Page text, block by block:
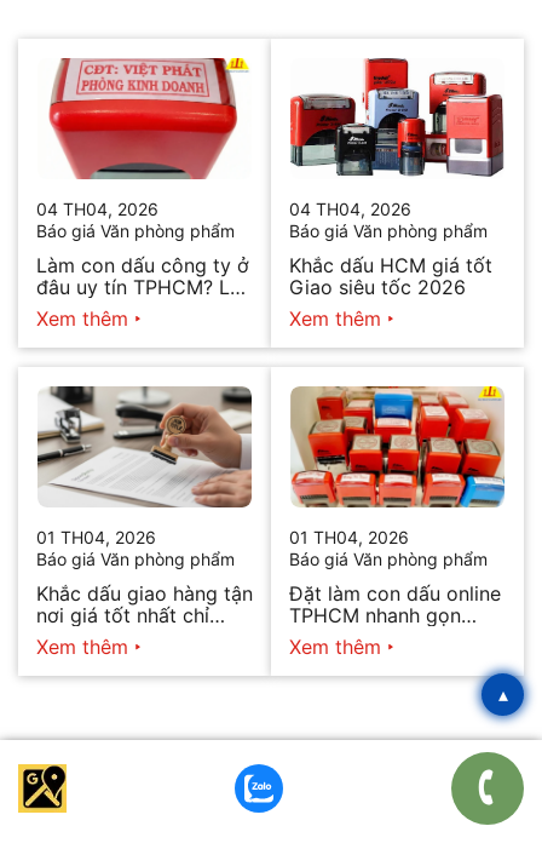
04 TH04, 2026
Báo giá Văn phòng phẩm
Làm con dấu công ty ở
đâu uy tín TPHCM? Lấy
ngay trong ngày 2026
Xem thêm
04 TH04, 2026
Báo giá Văn phòng phẩm
Khắc dấu HCM giá tốt
Giao siêu tốc 2026
Xem thêm
01 TH04, 2026
Báo giá Văn phòng phẩm
Khắc dấu giao hàng tận
nơi giá tốt nhất chỉ
hôm nay
Xem thêm
01 TH04, 2026
Báo giá Văn phòng phẩm
Đặt làm con dấu online
TPHCM nhanh gọn
2026
Xem thêm
▴